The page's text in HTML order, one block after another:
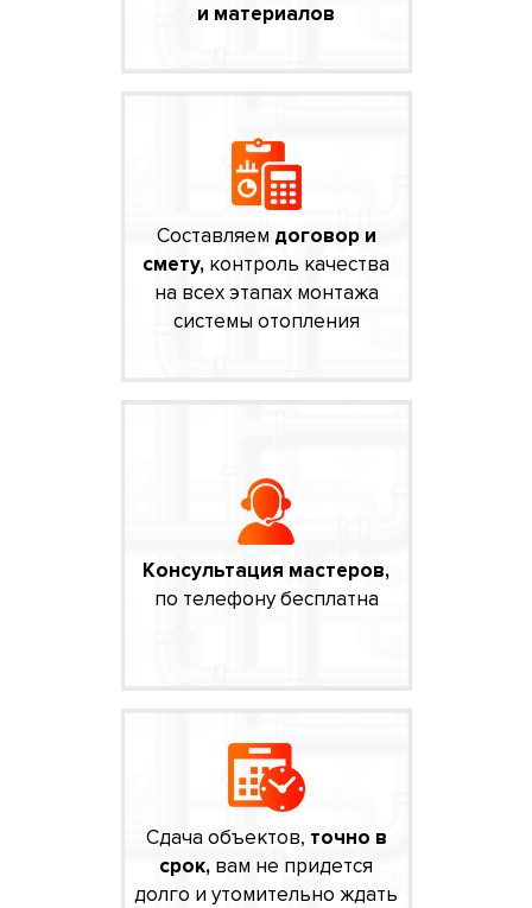
и материалов
Составляем договор и
смету, контроль качества
на всех этапах монтажа
системы отопления
Консультация мастеров,
по телефону бесплатна
Сдача объектов, точно в
срок, вам не придется
долго и утомительно ждать